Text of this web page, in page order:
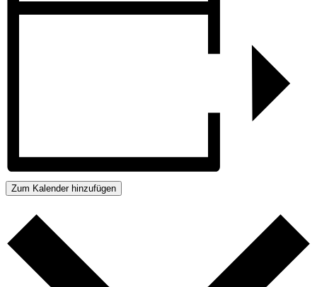
Zum Kalender hinzufügen